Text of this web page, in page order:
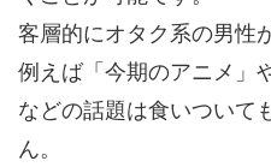
客層的にオタク系の男性
例えば「今期のアニメ」
などの話題は食いついて
ん。